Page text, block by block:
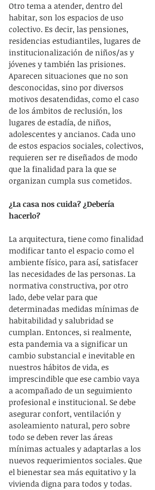
Otro tema a atender, dentro del
habitar, son los espacios de uso
colectivo. Es decir, las pensiones,
residencias estudiantiles, lugares de
institucionalización de niños/as y
jóvenes y también las prisiones.
Aparecen situaciones que no son
desconocidas, sino por diversos
motivos desatendidas, como el caso
de los ámbitos de reclusión, los
lugares de estadía, de niños,
adolescentes y ancianos. Cada uno
de estos espacios sociales, colectivos,
requieren ser re diseñados de modo
que la finalidad para la que se
organizan cumpla sus cometidos.
¿La casa nos cuida? ¿Debería
hacerlo?
La arquitectura, tiene como finalidad
modificar tanto el espacio como el
ambiente físico, para así, satisfacer
las necesidades de las personas. La
normativa constructiva, por otro
lado, debe velar para que
determinadas medidas mínimas de
habitabilidad y salubridad se
cumplan. Entonces, si realmente,
esta pandemia va a significar un
cambio substancial e inevitable en
nuestros hábitos de vida, es
imprescindible que ese cambio vaya
a acompañado de un seguimiento
profesional e institucional. Se debe
asegurar confort, ventilación y
asoleamiento natural, pero sobre
todo se deben rever las áreas
mínimas actuales y adaptarlas a los
nuevos requerimientos sociales. Que
el bienestar sea más equitativo y la
vivienda digna para todos y todas.